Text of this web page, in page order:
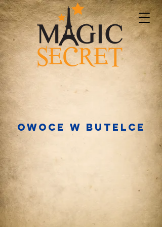
Owoce w butelce